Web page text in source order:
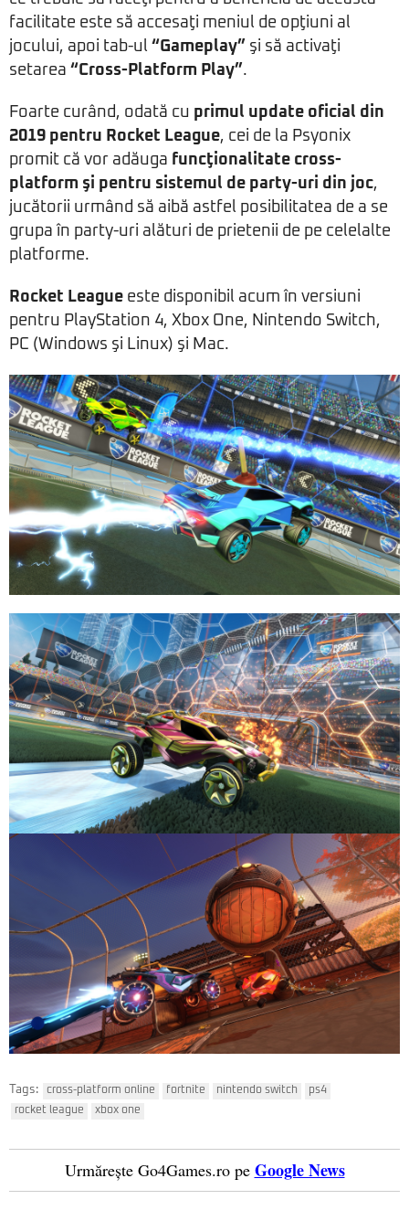
facilitate este să accesaţi meniul de opţiuni al
jocului, apoi tab-ul “Gameplay” şi să activaţi
setarea “Cross-Platform Play”.
Foarte curând, odată cu primul update oficial din
2019 pentru Rocket League, cei de la Psyonix
promit că vor adăuga funcţionalitate cross-
platform şi pentru sistemul de party-uri din joc,
jucătorii urmând să aibă astfel posibilitatea de a se
grupa în party-uri alături de prietenii de pe celelalte
platforme.
Rocket League este disponibil acum în versiuni
pentru PlayStation 4, Xbox One, Nintendo Switch,
PC (Windows şi Linux) şi Mac.
Tags: cross-platform online fortnite nintendo switch
ps4
rocket league
xbox one
Urmărește Go4Games.ro pe Google News